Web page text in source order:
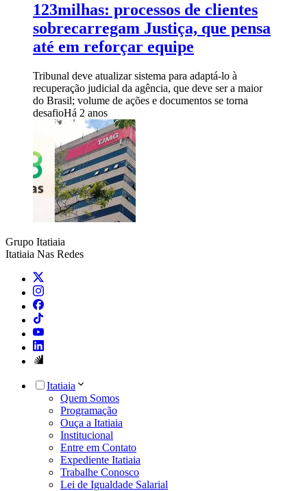
123milhas: processos de clientes
sobrecarregam Justiça, que pensa
até em reforçar equipe
Tribunal deve atualizar sistema para adaptá-lo à
recuperação judicial da agência, que deve ser a maior
do Brasil; volume de ações e documentos se torna
desafioHá 2 anos
Grupo Itatiaia
Itatiaia Nas Redes
Itatiaia
Quem Somos
Programação
Ouça a Itatiaia
Institucional
Entre em Contato
Expediente Itatiaia
Trabalhe Conosco
Lei de Igualdade Salarial